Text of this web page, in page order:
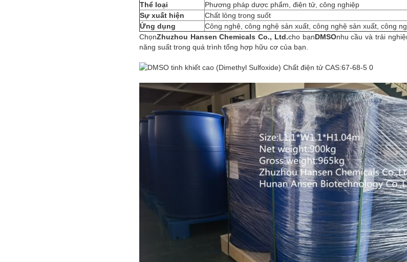
Thể loại
Phương pháp dược phẩm, điện tử, công nghiệp
Sự xuất hiện
Chất lỏng trong suốt
Ứng dụng
Công nghệ, công nghệ sản xuất, công nghệ sản xuất, công
ChọnZhuzhou Hansen Chemicals Co., Ltd.cho bạnDMSOnhu cầu và trải
năng suất trong quá trình tổng hợp hữu cơ của bạn.